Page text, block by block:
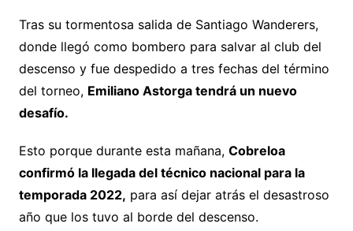
Tras su tormentosa salida de Santiago Wanderers,
donde llegó como bombero para salvar al club del
descenso y fue despedido a tres fechas del término
del torneo, Emiliano Astorga tendrá un nuevo
desafío.
Esto porque durante esta mañana, Cobreloa
confirmó la llegada del técnico nacional para la
temporada 2022, para así dejar atrás el desastroso
año que los tuvo al borde del descenso.